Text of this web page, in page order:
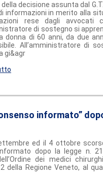
della decisione assunta dal
informazioni in merito alla
rese dagli avvocati
di sostegno si
donna di 60 anni, da due
All’amministratore di
gi&agr
informato”
ed il 4 ottobre
dopo la legge n.
dei medici
della Regione Veneto, al